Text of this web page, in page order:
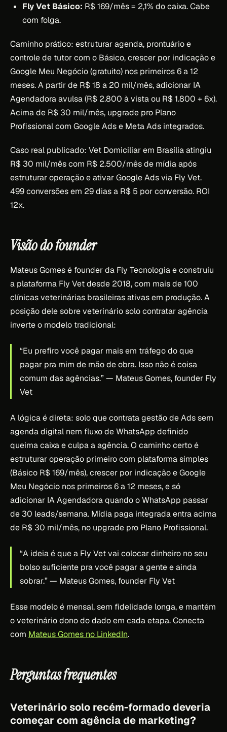
Fly Vet Básico: R$ 169/mês = 2,1% do caixa. Cabe
com folga.
Caminho prático: estruturar agenda, prontuário e
controle de tutor com o Básico, crescer por indicação e
Google Meu Negócio (gratuito) nos primeiros 6 a 12
meses. A partir de R$ 18 a 20 mil/mês, adicionar IA
Agendadora avulsa (R$ 2.800 à vista ou R$ 1.800 + 6x).
Acima de R$ 30 mil/mês, upgrade pro Plano
Profissional com Google Ads e Meta Ads integrados.
Caso real publicado: Vet Domiciliar em Brasília atingiu
R$ 30 mil/mês com R$ 2.500/mês de mídia após
estruturar operação e ativar Google Ads via Fly Vet.
499 conversões em 29 dias a R$ 5 por conversão. ROI
12x.
Visão do founder
Mateus Gomes é founder da Fly Tecnologia e construiu
a plataforma Fly Vet desde 2018, com mais de 100
clínicas veterinárias brasileiras ativas em produção. A
posição dele sobre veterinário solo contratar agência
inverte o modelo tradicional:
“Eu prefiro você pagar mais em tráfego do que
pagar pra mim de mão de obra. Isso não é coisa
comum das agências.”— Mateus Gomes, founder Fly
Vet
A lógica é direta: solo que contrata gestão de Ads sem
agenda digital nem fluxo de WhatsApp definido
queima caixa e culpa a agência. O caminho certo é
estruturar operação primeiro com plataforma simples
(Básico R$ 169/mês), crescer por indicação e Google
Meu Negócio nos primeiros 6 a 12 meses, e só
adicionar IA Agendadora quando o WhatsApp passar
de 30 leads/semana. Mídia paga integrada entra acima
de R$ 30 mil/mês, no upgrade pro Plano Profissional.
“A ideia é que a Fly Vet vai colocar dinheiro no seu
bolso suficiente pra você pagar a gente e ainda
sobrar.”— Mateus Gomes, founder Fly Vet
Esse modelo é mensal, sem fidelidade longa, e mantém
o veterinário dono do dado em cada etapa. Conecta
com Mateus Gomes no LinkedIn.
Perguntas frequentes
Veterinário solo recém-formado deveria
começar com agência de marketing?